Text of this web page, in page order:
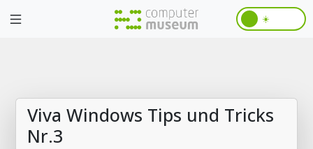
☀️
Viva Windows Tips und Tricks
Nr.3